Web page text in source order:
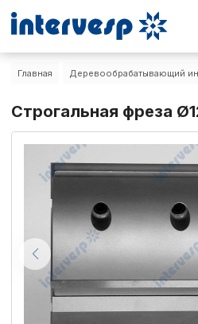
Главная Деревообрабатывающий
Строгальная фреза